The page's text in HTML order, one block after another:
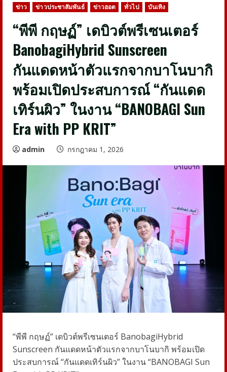
ข่าว ข่าวประชาสัมพันธ์ ข่าวฮอต ทั่วไป บันเทิง
“พีพี กฤษฏ์” เดบิวต์พรีเซนเตอร์
BanobagiHybrid Sunscreen
กันแดดหน้าตัวแรกจากบาโนบากิ
พร้อมเปิดประสบการณ์ “กันแดด
เทิร์นผิว” ในงาน “BANOBAGI Sun
Era with PP KRIT”
admin กรกฎาคม 1, 2026
“พีพี กฤษฏ์” เดบิวต์พรีเซนเตอร์ BanobagiHybrid
Sunscreen กันแดดหน้าตัวแรกจากบาโนบากิ พร้อมเปิด
ประสบการณ์ “กันแดดเทิร์นผิว” ในงาน “BANOBAGI Sun